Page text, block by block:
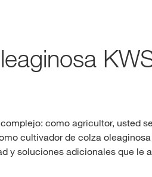
INICIO DE
Temas
del Grupo KWS
como agricultor, usted
cultivador de colza
y soluciones adicionales que le